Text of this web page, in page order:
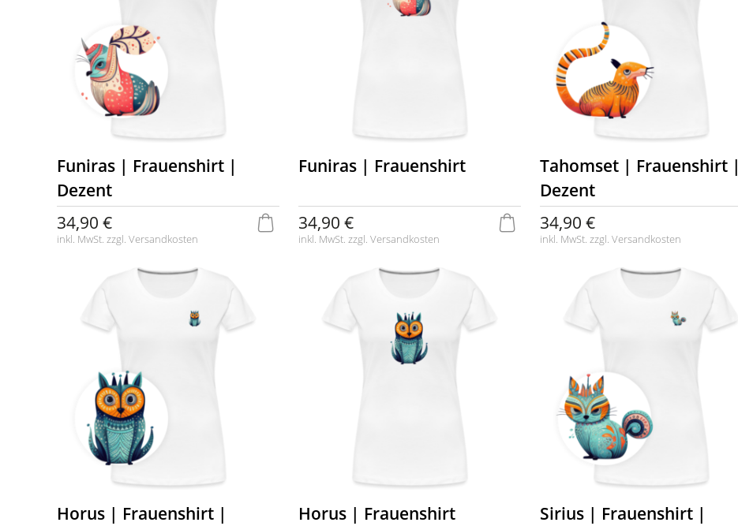
Funiras | Frauenshirt |
Dezent
34,90 €
inkl. MwSt. zzgl. Versandkosten
Funiras | Frauenshirt
34,90 €
inkl. MwSt. zzgl. Versandkosten
Tahomset | Frauenshirt |
Dezent
34,90 €
inkl. MwSt. zzgl. Versandkosten
Horus | Frauenshirt |
Horus | Frauenshirt
Sirius | Frauenshirt |